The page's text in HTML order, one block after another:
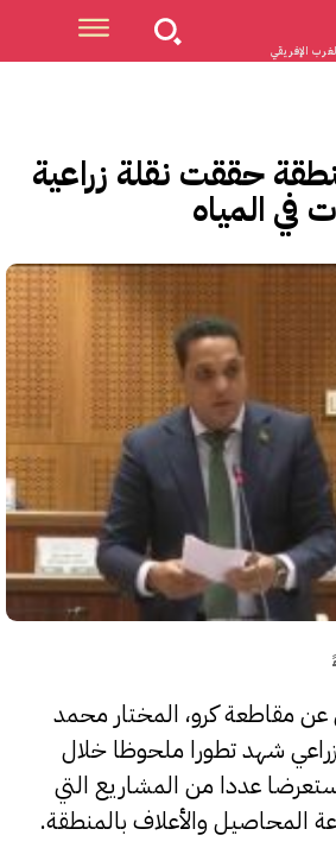
الإفريقي
حققت نقلة زراعية
في المياه
عن مقاطعة كرو، المختار محمد
شهد تطورا ملحوظا خلال
عددا من المشاريع التي
المحاصيل والأعلاف بالمنطقة.